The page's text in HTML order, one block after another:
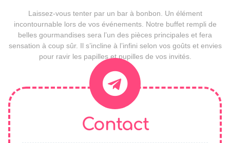
Laissez-vous tenter par un bar à bonbon. Un élément
incontournable lors de vos événements. Notre buffet rempli de
belles gourmandises sera l’un des pièces principales et fera
sensation à coup sûr. Il s’incline à l’infini selon vos goûts et envies
pour ravir les papilles et pupilles de vos invités.
Contact